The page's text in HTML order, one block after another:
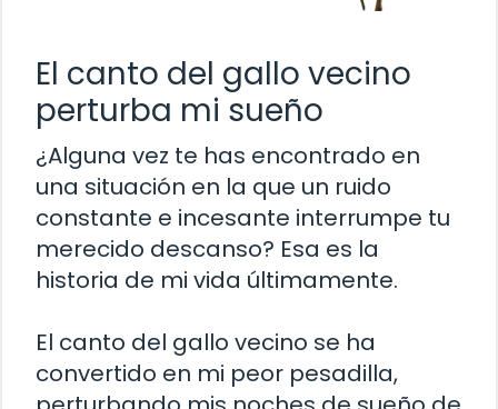
El canto del gallo vecino
perturba mi sueño
¿Alguna vez te has encontrado en
una situación en la que un ruido
constante e incesante interrumpe tu
merecido descanso? Esa es la
historia de mi vida últimamente.
El canto del gallo vecino se ha
convertido en mi peor pesadilla,